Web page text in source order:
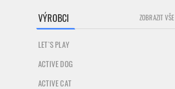
VÝROBCI
LET`S PLAY
ACTIVE DOG
ACTIVE CAT
ZOBRAZIT VŠE